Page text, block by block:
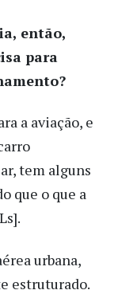
então,
para
a aviação, e
tem alguns
que o que a
urbana,
estruturado.